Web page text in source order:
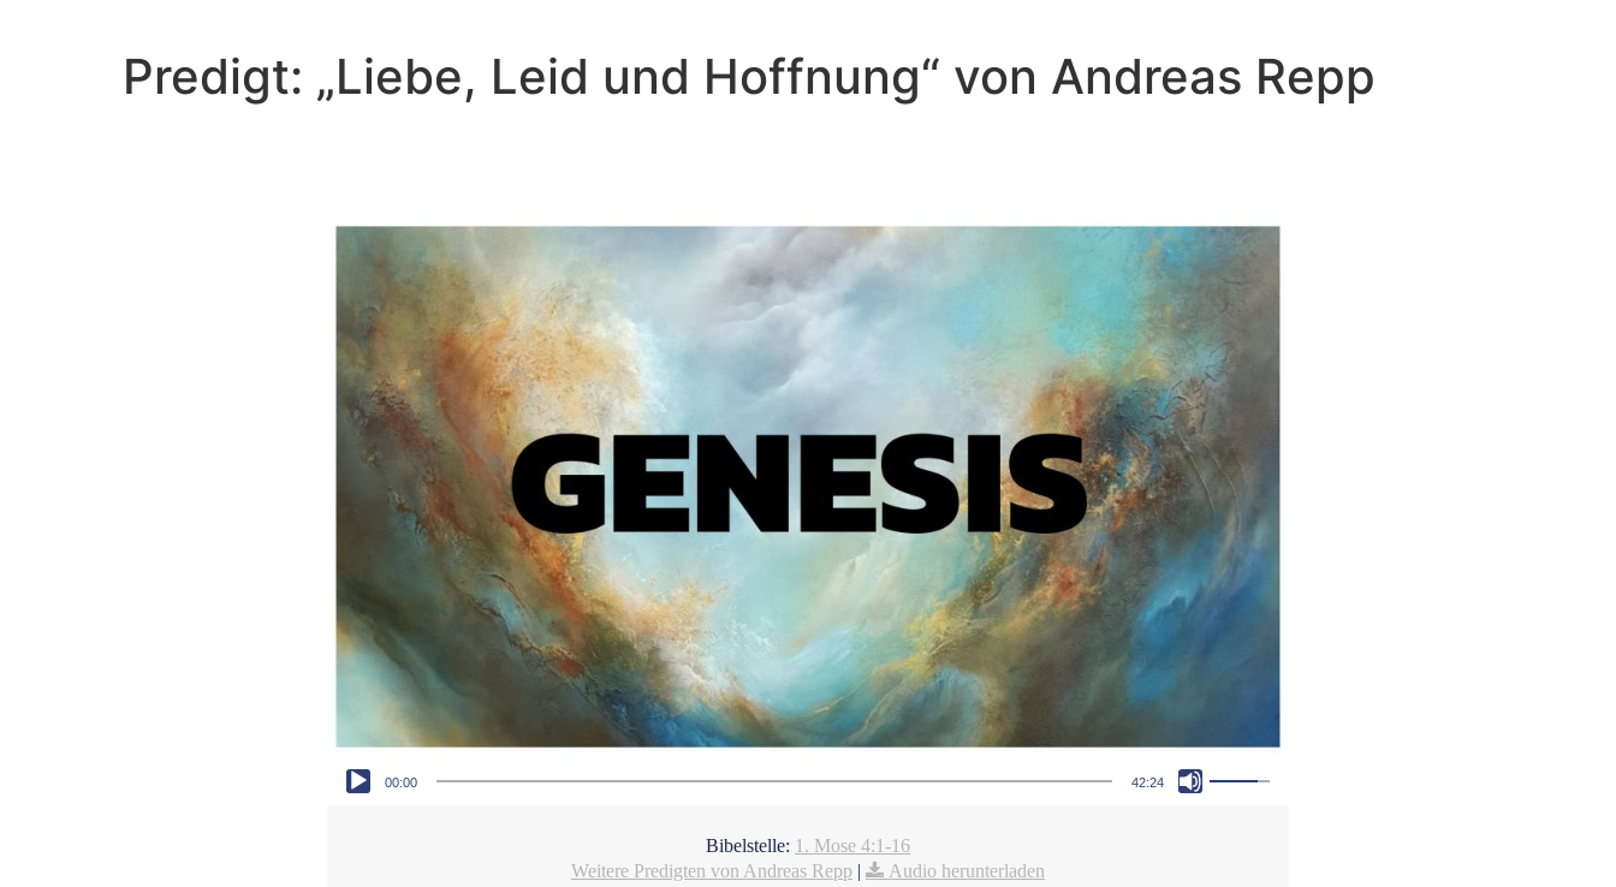
Predigt: „Liebe, Leid und Hoffnung“ von Andreas Repp
00:00 42:24
Bibelstelle: 1. Mose 4:1-16
Weitere Predigten von Andreas Repp | Audio herunterladen